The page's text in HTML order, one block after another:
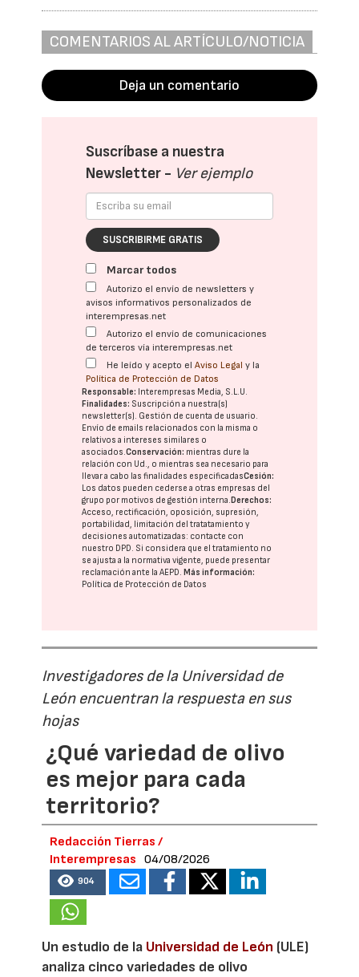
COMENTARIOS AL ARTÍCULO/NOTICIA
Deja un comentario
Suscríbase a nuestra
Newsletter - Ver ejemplo
SUSCRIBIRME GRATIS
Marcar todos
Autorizo el envío de newsletters y
avisos informativos personalizados de
interempresas.net
Autorizo el envío de comunicaciones
de terceros vía interempresas.net
He leído y acepto elAviso Legal y la
Política de Protección de Datos
Responsable: Interempresas Media, S.L.U.
Finalidades: Suscripción a nuestra(s)
newsletter(s). Gestión de cuenta de usuario.
Envío de emails relacionados con la misma o
relativos a intereses similares o
asociados.Conservación: mientras dure la
relación con Ud., o mientras sea necesario para
llevar a cabo las finalidades especificadasCesión:
Los datos pueden cederse a otras empresas del
grupo por motivos de gestión interna.Derechos:
Acceso, rectificación, oposición, supresión,
portabilidad, limitación del tratatamiento y
decisiones automatizadas: contacte con
nuestro DPD. Si considera que el tratamiento no
se ajusta a la normativa vigente, puede presentar
reclamación ante laAEPD.Más información:
Política de Protección de Datos
Investigadores de la Universidad de
León encuentran la respuesta en sus
hojas
¿Qué variedad de olivo
es mejor para cada
territorio?
Redacción Tierras /
Interempresas
04/08/2026
904
Un estudio de la Universidad de León (ULE)
analiza cinco variedades de olivo